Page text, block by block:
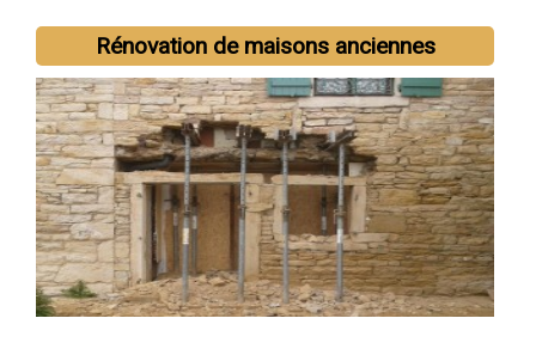
Rénovation de maisons anciennes